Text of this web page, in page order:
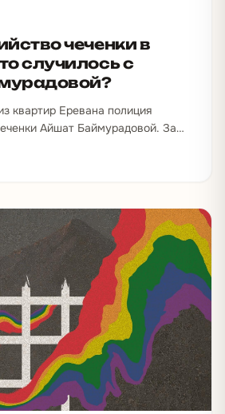
чеченки в
случилось с
квартир Еревана полиция
Айшат Баймурадовой. За